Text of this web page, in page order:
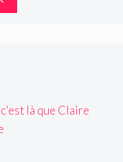
là que Claire